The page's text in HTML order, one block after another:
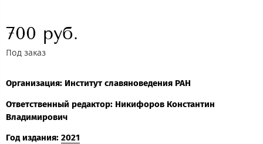
700 руб.
Под заказ
Организация: Институт славяноведения РАН
Ответственный редактор: Никифоров Константин
Владимирович
Год издания: 2021